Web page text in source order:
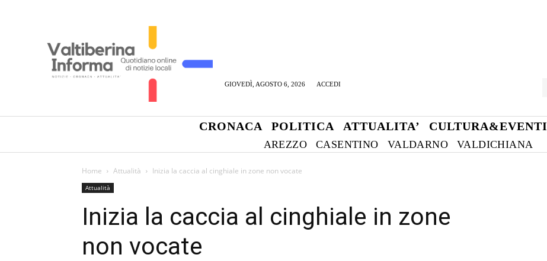
GIOVEDÌ, AGOSTO 6, 2026 ACCEDI
CRONACA POLITICA ATTUALITA’ CULTURA&EVENTI
AREZZO CASENTINO VALDARNO VALDICHIANA
Home Attualità Inizia la caccia al cinghiale in zone non vocate
Attualità
Inizia la caccia al cinghiale in zone
non vocate